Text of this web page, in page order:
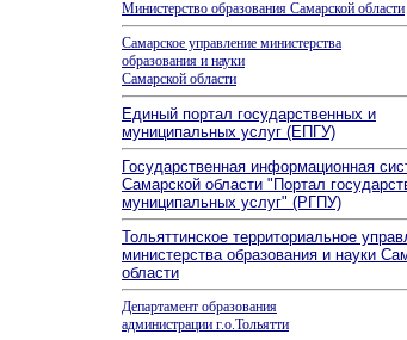
Министерство образования Самарской области
Самарское управление министерства
образования и науки
Самарской области
Единый портал государственных и
муниципальных услуг (ЕПГУ)
Государственная информационная
Самарской области "Портал
муниципальных услуг" (РГПУ)
Тольяттинское территориальное
министерства образования и науки
области
Департамент образования
администрации г.о.Тольятти